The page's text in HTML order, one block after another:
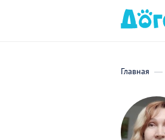
Главная